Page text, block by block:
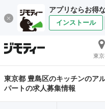
アプリならお得
インストール
東
東京都 豊島区のキッチンのア
パートの求人募集情報